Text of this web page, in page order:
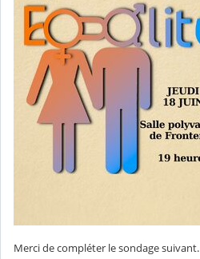
Merci de compléter le sondage suivant.